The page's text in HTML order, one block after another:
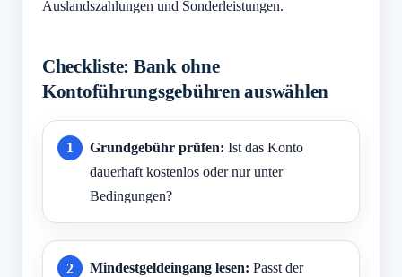
Auslandszahlungen und Sonderleistungen.
Checkliste: Bank ohne
Kontoführungsgebühren auswählen
Grundgebühr prüfen: Ist das Konto
dauerhaft kostenlos oder nur unter
Bedingungen?
Mindestgeldeingang lesen: Passt der